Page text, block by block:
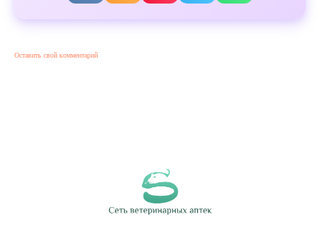
Оставить свой комментарий